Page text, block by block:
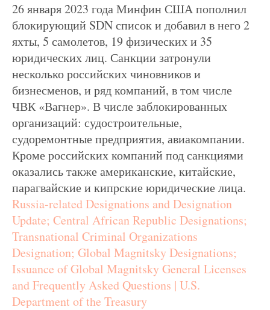
26 января 2023 года Минфин США пополнил
блокирующий SDN список и добавил в него 2
яхты, 5 самолетов, 19 физических и 35
юридических лиц. Санкции затронули
несколько российских чиновников и
бизнесменов, и ряд компаний, в том числе
ЧВК «Вагнер». В числе заблокированных
организаций: судостроительные,
судоремонтные предприятия, авиакомпании.
Кроме российских компаний под санкциями
оказались также американские, китайские,
парагвайские и кипрские юридические лица.
Russia-related Designations and Designation
Update; Central African Republic Designations;
Transnational Criminal Organizations
Designation; Global Magnitsky Designations;
Issuance of Global Magnitsky General Licenses
and Frequently Asked Questions | U.S.
Department of the Treasury